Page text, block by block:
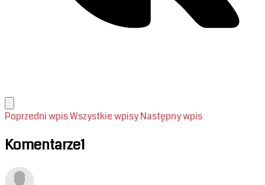
Poprzedni wpisWszystkie wpisyNastępny wpis
Komentarze1